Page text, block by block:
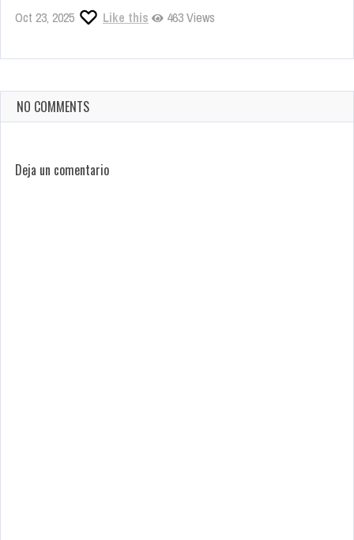
Oct 23, 2025 Like this 463 Views
NO COMMENTS
Deja un comentario